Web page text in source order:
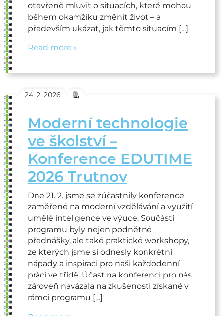
otevřeně mluvit o situacích, které mohou
během okamžiku změnit život – a
především ukázat, jak těmto situacím […]
Read more »
24. 2. 2026
Moderní technologie
ve školství –
Konference EDUTIME
2026 Trutnov
Dne 21. 2. jsme se zúčastnily konference
zaměřené na moderní vzdělávání a využití
umělé inteligence ve výuce. Součástí
programu byly nejen podnětné
přednášky, ale také praktické workshopy,
ze kterých jsme si odnesly konkrétní
nápady a inspiraci pro naši každodenní
práci ve třídě. Účast na konferenci pro nás
zároveň navázala na zkušenosti získané v
rámci programu […]